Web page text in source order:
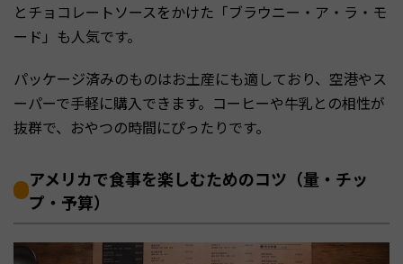
とチョコレートソースをかけた「ブラウニー・ア・ラ・モ
ード」も人気です。
パッケージ済みのものはお土産にも適しており、空港やス
ーパーで手軽に購入できます。コーヒーや牛乳との相性が
抜群で、おやつの時間にぴったりです。
アメリカで食事を楽しむためのコツ（量・チッ
プ・予算）